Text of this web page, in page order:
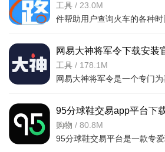
1、数字化时代，高效协同办公是企
同平台。
3、一站式的项目管理、客户管理、
存储、会议沟通、聊天交流等全方位解
软件亮点
1、TeamCo千蚁协同平台的基础应用
的任务聚合视图，清晰地展示了个人待
v5.2.8.20260410安卓版
工具 / 23.0M
网易大神将军令下载安装
版v4.15.0安卓版
工具 / 178.1M
95分球鞋交易app平台下
版
购物 / 80.8M